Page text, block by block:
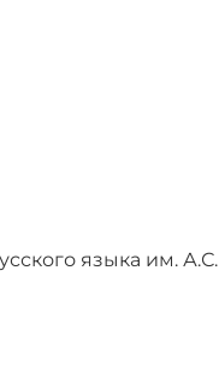
языка им. А.С.